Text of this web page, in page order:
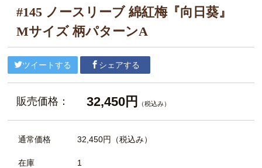
#145 ノースリーブ 綿紅梅『向日葵』
Mサイズ 柄パターンA
ツイートする シェアする
販売価格： 32,450円 （税込み）
通常価格 32,450円 （税込み）
在庫 1